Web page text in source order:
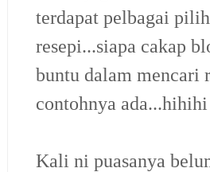
terdapat pelbagai
resepi...siapa cakap
buntu dalam mencari
contohnya ada...hihihi
Kali ni puasanya